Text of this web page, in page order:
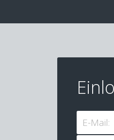
E-Mail: